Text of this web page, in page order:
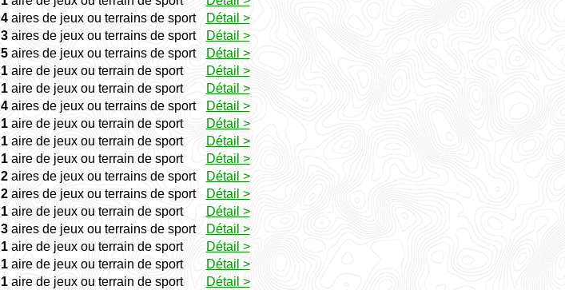
4aires de jeux ou terrains de sport
Détail >
3aires de jeux ou terrains de sport
Détail >
5aires de jeux ou terrains de sport
Détail >
1aire de jeux ou terrain de sport
Détail >
1aire de jeux ou terrain de sport
Détail >
4aires de jeux ou terrains de sport
Détail >
1aire de jeux ou terrain de sport
Détail >
1aire de jeux ou terrain de sport
Détail >
1aire de jeux ou terrain de sport
Détail >
2aires de jeux ou terrains de sport
Détail >
2aires de jeux ou terrains de sport
Détail >
1aire de jeux ou terrain de sport
Détail >
3aires de jeux ou terrains de sport
Détail >
1aire de jeux ou terrain de sport
Détail >
1aire de jeux ou terrain de sport
Détail >
1aire de jeux ou terrain de sport
Détail >